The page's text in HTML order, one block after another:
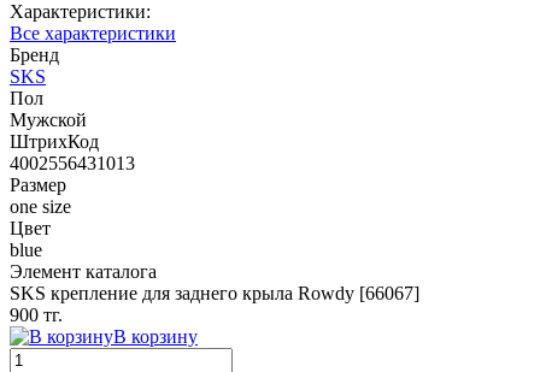
Характеристики:
Все характеристики
Бренд
SKS
Пол
Мужской
ШтрихКод
4002556431013
Размер
one size
Цвет
blue
Элемент каталога
SKS крепление для заднего крыла Rowdy [66067]
900 тг.
В корзину